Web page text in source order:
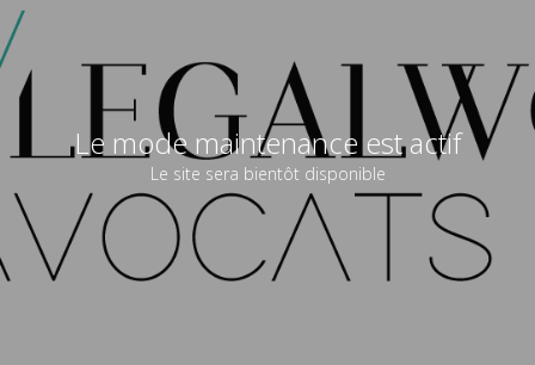
Le mode maintenance est actif
Le site sera bientôt disponible